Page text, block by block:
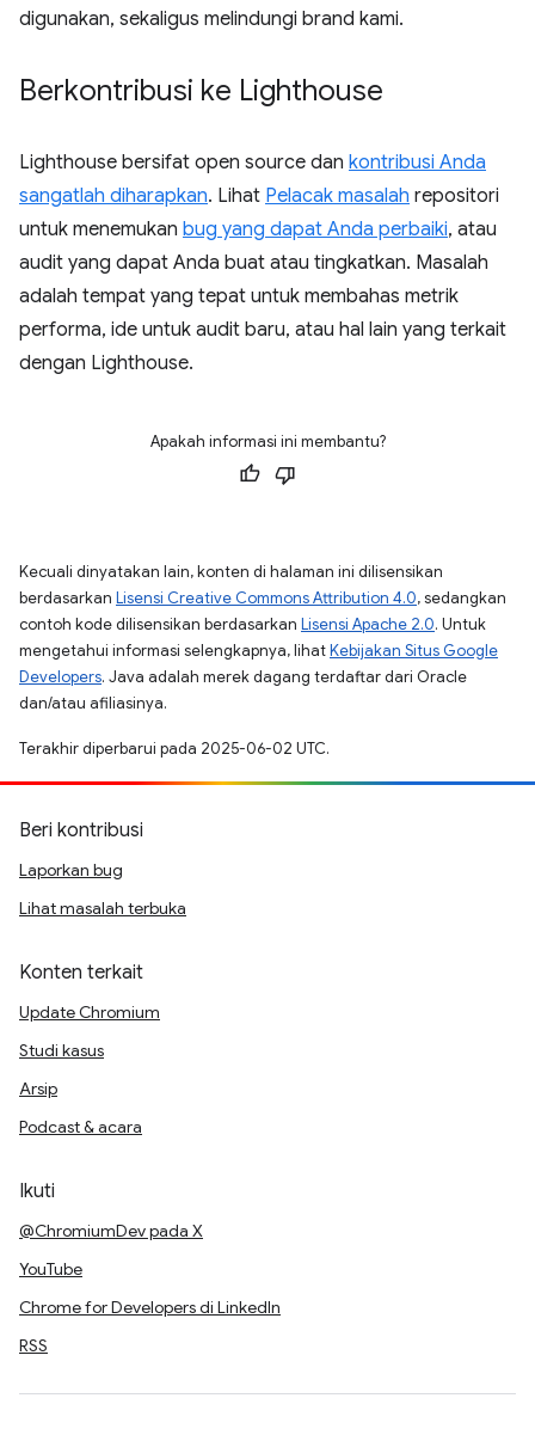
digunakan, sekaligus melindungi brand kami.
Berkontribusi ke Lighthouse
Lighthouse bersifat open source dan kontribusi Anda
sangatlah diharapkan. Lihat Pelacak masalah repositori
untuk menemukan bug yang dapat Anda perbaiki, atau
audit yang dapat Anda buat atau tingkatkan. Masalah
adalah tempat yang tepat untuk membahas metrik
performa, ide untuk audit baru, atau hal lain yang terkait
dengan Lighthouse.
Apakah informasi ini membantu?
Kecuali dinyatakan lain, konten di halaman ini dilisensikan
berdasarkan Lisensi Creative Commons Attribution 4.0, sedangkan
contoh kode dilisensikan berdasarkan Lisensi Apache 2.0. Untuk
mengetahui informasi selengkapnya, lihatKebijakan Situs Google
Developers. Java adalah merek dagang terdaftar dari Oracle
dan/atau afiliasinya.
Terakhir diperbarui pada 2025-06-02 UTC.
Beri kontribusi
Laporkan bug
Lihat masalah terbuka
Konten terkait
Update Chromium
Studi kasus
Arsip
Podcast & acara
Ikuti
@ChromiumDev pada X
YouTube
Chrome for Developers di LinkedIn
RSS